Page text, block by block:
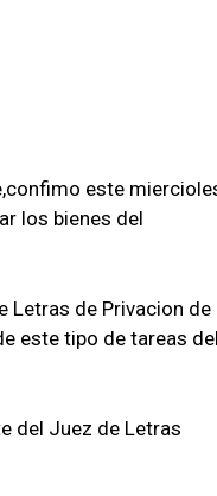
este
los bienes del
Letras de Privacion de
este tipo de tareas del
del Juez de Letras